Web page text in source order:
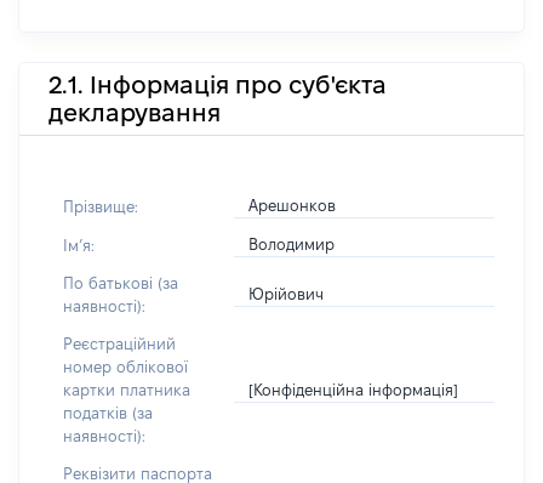
2.1. Інформація про суб'єкта
декларування
Прізвище: Арешонков
Імʼя: Володимир
По батькові (за
наявності):
Юрійович
Реєстраційний
номер облікової
картки платника
податків (за
наявності):
[Конфіденційна інформація]
Реквізити паспорта